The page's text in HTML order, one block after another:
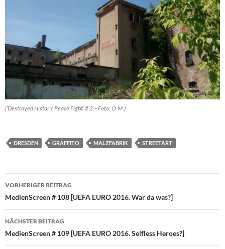
(’Destroyed Historic Peace Fight’ # 2 – Foto: O.M.)
DRESDEN GRAFFITO MALZFABRIK STREETART
Beitragsnavigation
VORHERIGER BEITRAG
MedienScreen # 108 [UEFA EURO 2016. War da was?]
NÄCHSTER BEITRAG
MedienScreen # 109 [UEFA EURO 2016. Selfless Heroes?]